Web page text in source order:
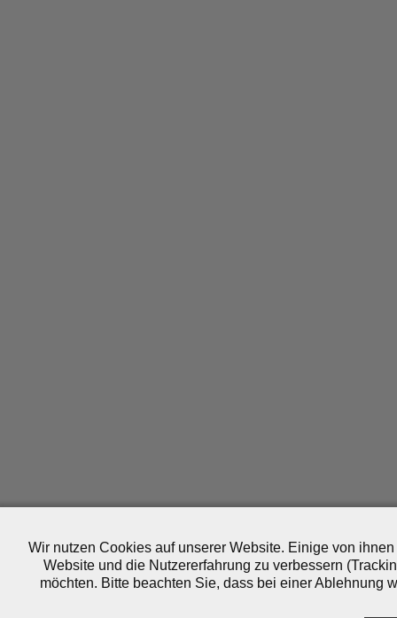
Wir nutzen Cookies auf unserer Website. Einige von
Website und die Nutzererfahrung zu verbessern
möchten. Bitte beachten Sie, dass bei einer Ablehnung